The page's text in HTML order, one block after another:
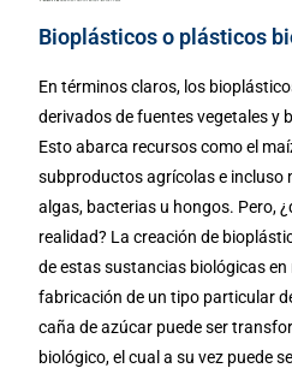
Bioplásticos o plásticos
En términos claros, los
derivados de fuentes vegetales y
Esto abarca recursos como el
subproductos agrícolas e incluso
algas, bacterias u hongos. Pero,
realidad? La creación de
de estas sustancias biológicas
fabricación de un tipo particular
caña de azúcar puede ser
biológico, el cual a su vez puede